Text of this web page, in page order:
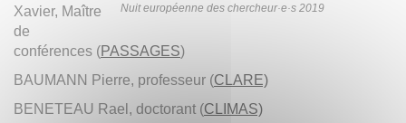
Nuit européenne des chercheur·e·s 2019
Xavier, Maître
de
conférences (PASSAGES)
BAUMANN Pierre, professeur (CLARE)
BENETEAU Rael, doctorant (CLIMAS)